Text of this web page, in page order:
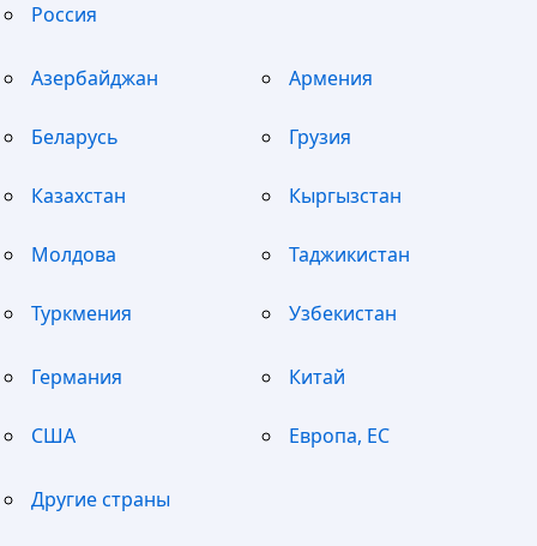
Россия
Азербайджан Армения
Беларусь Грузия
Казахстан Кыргызстан
Молдова Таджикистан
Туркмения Узбекистан
Германия Китай
США Европа, ЕС
Другие страны